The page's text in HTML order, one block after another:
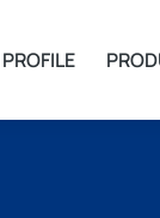
PROFILE